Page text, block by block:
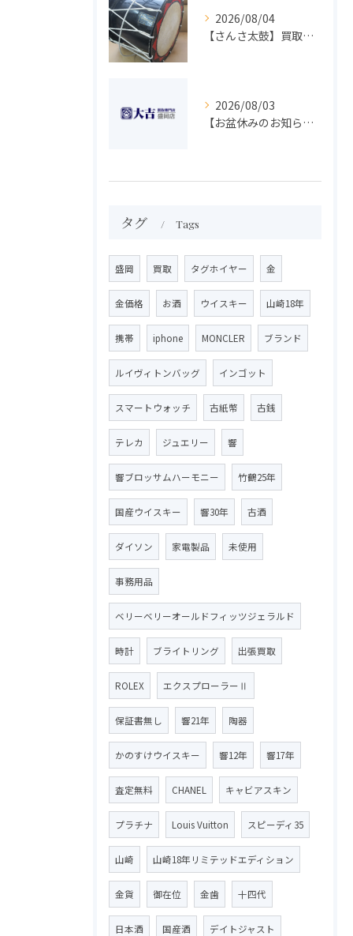
2026/08/04
【さんさ太鼓】買取 大吉盛岡店 楽器 買取します！！
2026/08/03
【お盆休みのお知らせ】買取専門 大吉 盛岡店
タグ Tags
盛岡 買取 タグホイヤー 金
金価格 お酒 ウイスキー 山崎18年
携帯 iphone MONCLER ブランド
ルイヴィトンバッグ インゴット
スマートウォッチ 古紙幣 古銭
テレカ ジュエリー 響
響ブロッサムハーモニー 竹鶴25年
国産ウイスキー 響30年 古酒
ダイソン 家電製品 未使用
事務用品
ベリーベリーオールドフィッツジェラルド
時計 ブライトリング 出張買取
ROLEX エクスプローラーⅡ
保証書無し 響21年 陶器
かのすけウイスキー 響12年 響17年
査定無料 CHANEL キャビアスキン
プラチナ Louis Vuitton スピーディ35
山崎 山崎18年リミテッドエディション
金貨 御在位 金歯 十四代
日本酒 国産酒 デイトジャスト